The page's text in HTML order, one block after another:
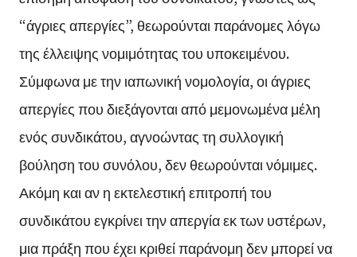
“άγριες απεργίες”, θεωρούνται παράνομες λόγω
της έλλειψης νομιμότητας του υποκειμένου.
Σύμφωνα με την ιαπωνική νομολογία, οι άγριες
απεργίες που διεξάγονται από μεμονωμένα μέλη
ενός συνδικάτου, αγνοώντας τη συλλογική
βούληση του συνόλου, δεν θεωρούνται νόμιμες.
Ακόμη και αν η εκτελεστική επιτροπή του
συνδικάτου εγκρίνει την απεργία εκ των υστέρων,
μια πράξη που έχει κριθεί παράνομη δεν μπορεί να